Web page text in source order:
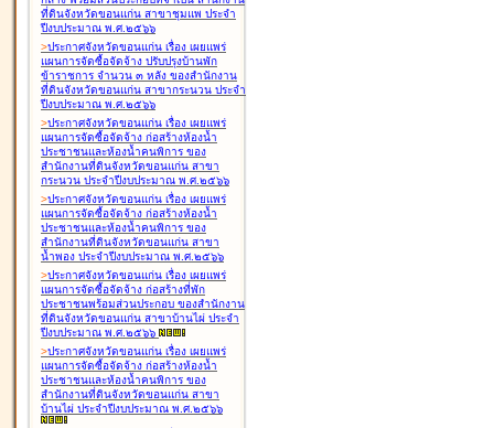
ที่ดินจังหวัดขอนแก่น สาขาชุมแพ ประจำ
ปีงบประมาณ พ.ศ.๒๕๖๖
>ประกาศจังหวัดขอนแก่น เรื่อง เผยแพร่
แผนการจัดซื้อจัดจ้าง ปรับปรุงบ้านพัก
ข้าราชการ จำนวน ๓ หลัง ของสำนักงาน
ที่ดินจังหวัดขอนแก่น สาขากระนวน ประจำ
ปีงบประมาณ พ.ศ.๒๕๖๖
>ประกาศจังหวัดขอนแก่น เรื่อง เผยแพร่
แผนการจัดซื้อจัดจ้าง ก่อสร้างห้องน้ำ
ประชาชนและห้องน้ำคนพิการ ของ
สำนักงานที่ดินจังหวัดขอนแก่น สาขา
กระนวน ประจำปีงบประมาณ พ.ศ.๒๕๖๖
>ประกาศจังหวัดขอนแก่น เรื่อง เผยแพร่
แผนการจัดซื้อจัดจ้าง ก่อสร้างห้องน้ำ
ประชาชนและห้องน้ำคนพิการ ของ
สำนักงานที่ดินจังหวัดขอนแก่น สาขา
น้ำพอง ประจำปีงบประมาณ พ.ศ.๒๕๖๖
>ประกาศจังหวัดขอนแก่น เรื่อง เผยแพร่
แผนการจัดซื้อจัดจ้าง ก่อสร้างที่พัก
ประชาชนพร้อมส่วนประกอบ ของสำนักงาน
ที่ดินจังหวัดขอนแก่น สาขาบ้านไผ่ ประจำ
ปีงบประมาณ พ.ศ.๒๕๖๖
>ประกาศจังหวัดขอนแก่น เรื่อง เผยแพร่
แผนการจัดซื้อจัดจ้าง ก่อสร้างห้องน้ำ
ประชาชนและห้องน้ำคนพิการ ของ
สำนักงานที่ดินจังหวัดขอนแก่น สาขา
บ้านไผ่ ประจำปีงบประมาณ พ.ศ.๒๕๖๖